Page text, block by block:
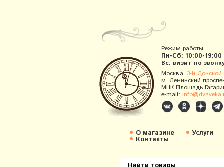
Режим работы
Пн-Сб: 10:00-19:00
Вс: визит по
Москва, 3-й Донской
м. Ленинский
МЦК Площадь
e-mail:
О магазине Услуги
Контакты